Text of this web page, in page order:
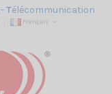
Télécommunication
Français